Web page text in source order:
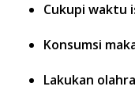
Cukupi waktu
Konsumsi
Lakukan